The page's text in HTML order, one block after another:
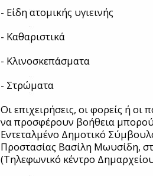
- Είδη ατομικής υγιεινής
- Καθαριστικά
- Κλινοσκεπάσματα
- Στρώματα
Οι επιχειρήσεις, οι φορείς ή
να προσφέρουν βοήθεια
Εντεταλμένο Δημοτικό
Προστασίας Βασίλη Μωυσίδη,
(Τηλεφωνικό κέντρο